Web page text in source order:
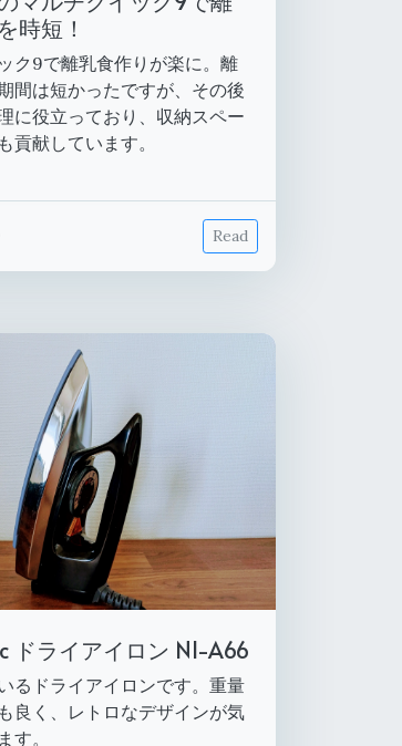
時短！
ク9で離乳食作りが楽に。離
間は短かったですが、その後
に役立っており、収納スペー
貢献しています。
Read
ドライアイロン NI-A66
るドライアイロンです。重量
良く、レトロなデザインが気
す。